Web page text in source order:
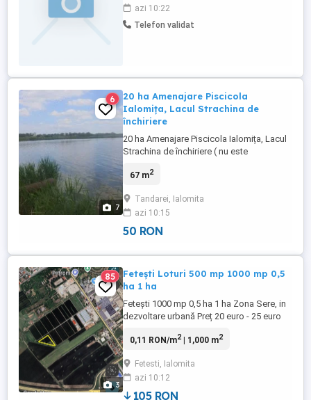
azi 10:22
Telefon validat
7
6
20 ha Amenajare Piscicola
Ialomița, Lacul Strachina de
închiriere
20 ha Amenajare Piscicola Ialomița, Lacul
Strachina de închiriere ( nu este
dig betonat, ecluza de tip călugăr, baltă
industrial, acvacultura, o balta cu tradiție în
Județul Ialomița, lac folosit in piscicultura
încă ...
67 m2
Tandarei, Ialomita
azi 10:15
50 RON
3
85
Fetești Loturi 500 mp 1000 mp 0,5
ha 1 ha
Fetești 1000 mp 0,5 ha 1 ha Zona Sere, in
dezvoltare urbană Preț 20 euro - 25 euro
in 7 ani rămâneți fără bani ! Opriți
terenuri! Detalii la Tel : 0_7_2_6
7_0_6_1_1_9
0,11 RON/m2| 1,000 m2
Fetesti, Ialomita
azi 10:12
105 RON